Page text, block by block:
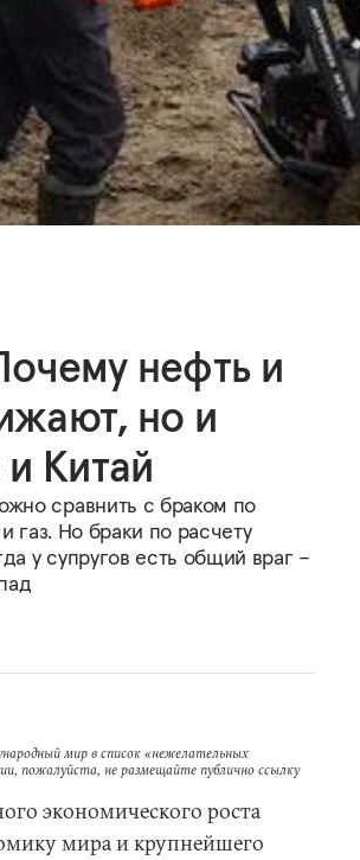
нефть и
но и
Китай
сравнить с браком по
газ. Но браки по расчету
у супругов есть общий враг –
мир в список «нежелательных
пожалуйста, не размещайте публично ссылку
экономического роста
мира и крупнейшего